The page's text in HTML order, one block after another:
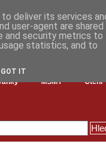
MŠMT Čtení
deliver its services
user-agent are shared
and security metrics to
statistics, and to
GOT IT